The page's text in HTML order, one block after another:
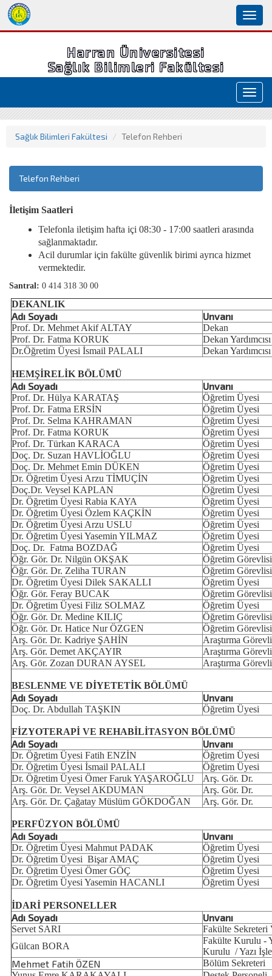
Harran Üniversitesi
Sağlık Bilimleri Fakültesi
Sağlık Bilimleri Fakültesi Telefon Rehberi
Telefon Rehberi
İletişim Saatleri
Telefonla iletişim hafta içi 08:30 - 17:00 saatleri arasında
sağlanmaktadır.
Acil durumlar için fakülte güvenlik birimi ayrıca hizmet
vermektedir.
Santral: 0 414 318 30 00
DEKANLIK
Adı Soyadı Unvanı
Prof. Dr. Mehmet Akif ALTAY
Dekan
Prof. Dr. Fatma KORUK
Dekan Yardımcısı
Dr.Öğretim Üyesi İsmail PALALI
Dekan Yardımcısı
HEMŞİRELİK BÖLÜMÜ
Adı Soyadı Unvanı
Prof. Dr. Hülya KARATAŞ
Öğretim Üyesi
Prof. Dr. Fatma ERSİN
Öğretim Üyesi
Prof. Dr. Selma KAHRAMAN
Öğretim Üyesi
Prof. Dr. Fatma KORUK
Öğretim Üyesi
Prof. Dr. Türkan KARACA
Öğretim Üyesi
Doç. Dr. Suzan HAVLİOĞLU
Öğretim Üyesi
Doç. Dr. Mehmet Emin DÜKEN
Öğretim Üyesi
Dr. Öğretim Üyesi Arzu TİMUÇİN
Öğretim Üyesi
Doç.Dr. Veysel KAPLAN
Öğretim Üyesi
Dr. Öğretim Üyesi Rabia KAYA
Öğretim Üyesi
Dr. Öğretim Üyesi Özlem KAÇKİN
Öğretim Üyesi
Dr. Öğretim Üyesi Arzu USLU
Öğretim Üyesi
Dr. Öğretim Üyesi Yasemin YILMAZ
Öğretim Üyesi
Doç. Dr. Fatma BOZDAĞ
Öğretim Üyesi
Öğr. Gör. Dr. Nilgün OKŞAK
Öğretim Görevlisi
Öğr. Gör. Dr. Zeliha TURAN
Öğretim Görevlisi
Dr. Öğretim Üyesi Dilek SAKALLI
Öğretim Üyesi
Öğr. Gör. Feray BUCAK
Öğretim Görevlisi
Dr. Öğretim Üyesi Filiz SOLMAZ
Öğretim Üyesi
Öğr. Gör. Dr. Medine KILIÇ
Öğretim Görevlisi
Öğr. Gör. Dr. Hatice Nur ÖZGEN
Öğretim Görevlisi
Arş. Gör. Dr. Kadriye ŞAHİN
Araştırma
Arş. Gör. Demet AKÇAYIR
Araştırma
Arş. Gör. Zozan DURAN AYSEL
Araştırma
BESLENME VE DİYETETİK BÖLÜMÜ
Adı Soyadı Unvanı
Doç. Dr. Abdullah TAŞKIN Öğretim Üyesi
FİZYOTERAPİ VE REHABİLİTASYON BÖLÜMÜ
Adı Soyadı Unvanı
Dr. Öğretim Üyesi Fatih ENZİN
Öğretim Üyesi
Dr. Öğretim Üyesi İsmail PALALI
Öğretim Üyesi
Dr. Öğretim Üyesi Ömer Faruk YAŞAROĞLU
Arş. Gör. Dr.
Arş. Gör. Dr. Veysel AKDUMAN
Arş. Gör. Dr.
Arş. Gör. Dr. Çağatay Müslüm GÖKDOĞAN
Arş. Gör. Dr.
PERFÜZYON BÖLÜMÜ
Adı Soyadı Unvanı
Dr. Öğretim Üyesi Mahmut PADAK
Öğretim Üyesi
Dr. Öğretim Üyesi Bişar AMAÇ
Öğretim Üyesi
Dr. Öğretim Üyesi Ömer GÖÇ
Öğretim Üyesi
Dr. Öğretim Üyesi Yasemin HACANLI
Öğretim Üyesi
İDARİ PERSONELLER
Adı Soyadı Unvanı
Servet SARI
Fakülte Sekreteri
Gülcan BORA
Fakülte Kurulu -
Kurulu / Yazı
Mehmet Fatih ÖZEN
Bölüm Sekreteri